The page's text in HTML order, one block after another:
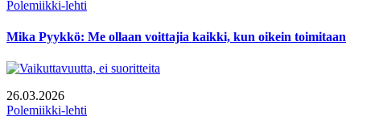
Polemiikki-lehti
Mika Pyykkö: Me ollaan voittajia kaikki, kun oikein toimitaan
26.03.2026
Polemiikki-lehti